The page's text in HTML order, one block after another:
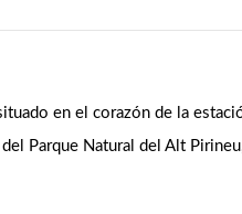
en el corazón de la
Parque Natural del Alt